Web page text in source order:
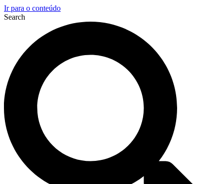
Ir para o conteúdo
Search